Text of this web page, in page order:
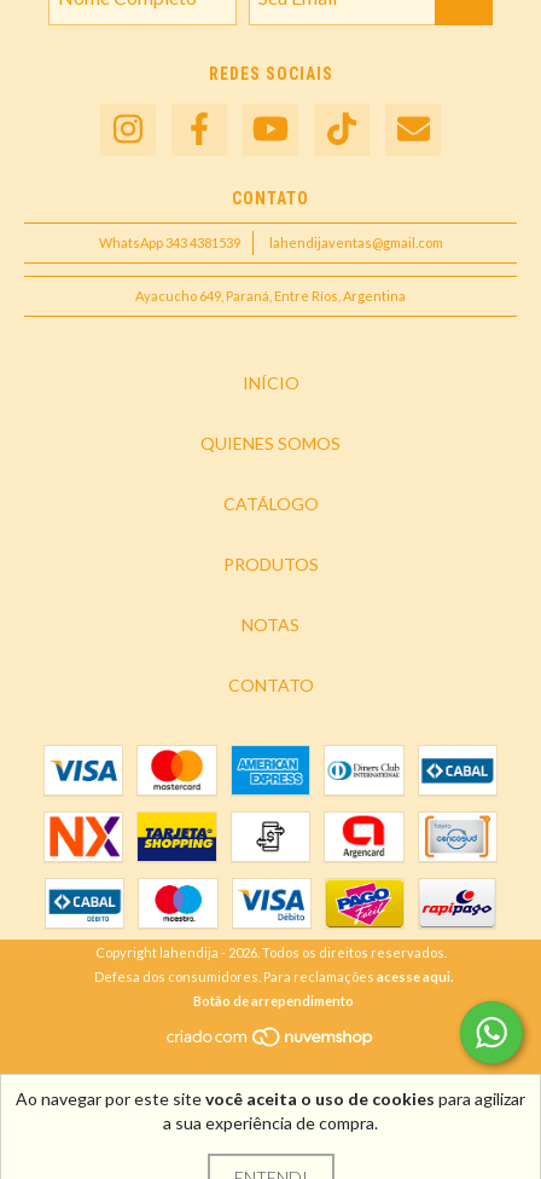
Ao navegar por este sitevocê aceita o uso de cookies para agilizar
a sua experiência de compra.
REDES SOCIAIS
CONTATO
WhatsApp 343 4381539 lahendijaventas@gmail.com
Ayacucho 649, Paraná, Entre Ríos, Argentina
INÍCIO
QUIENES SOMOS
CATÁLOGO
PRODUTOS
NOTAS
CONTATO
Copyright lahendija - 2026. Todos os direitos reservados.
Defesa dos consumidores. Para reclamações acesse aqui.
Botão de arrependimento